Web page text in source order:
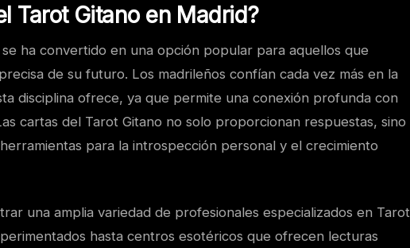
Tarot Gitano en Madrid?
se ha convertido en una opción popular para aquellos que
de su futuro. Los madrileños confían cada vez más en la
disciplina ofrece, ya que permite una conexión profunda con
cartas del Tarot Gitano no solo proporcionan respuestas, sino
para la introspección personal y el crecimiento
una amplia variedad de profesionales especializados en Tarot
hasta centros esotéricos que ofrecen lecturas